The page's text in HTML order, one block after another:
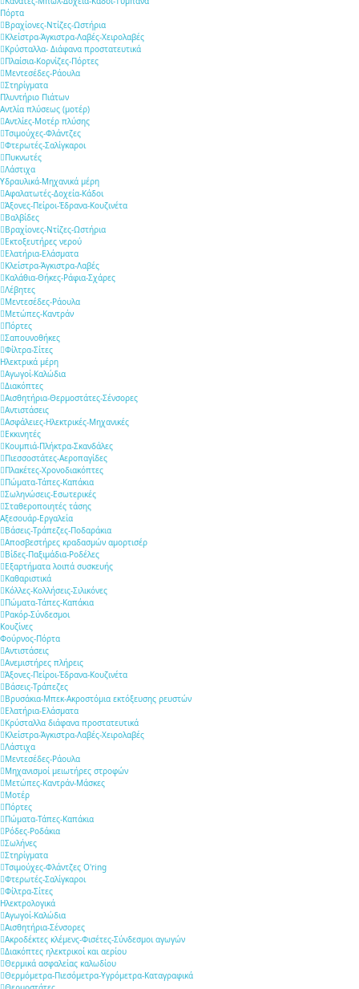
Πόρτα
Βραχίονες-Ντίζες-Ωστήρια
Κλείστρα-Άγκιστρα-Λαβές-Χειρολαβές
Κρύσταλλα- Διάφανα προστατευτικά
Πλαίσια-Κορνίζες-Πόρτες
Μεντεσέδες-Ράουλα
Στηρίγματα
Πλυντήριο Πιάτων
Αντλία πλύσεως (μοτέρ)
Αντλίες-Μοτέρ πλύσης
Τσιμούχες-Φλάντζες
Φτερωτές-Σαλίγκαροι
Πυκνωτές
Λάστιχα
Υδραυλικά-Mηχανικά μέρη
Αφαλατωτές-Δοχεία-Κάδοι
Άξονες-Πείροι-Έδρανα-Κουζινέτα
Βαλβίδες
Βραχίονες-Ντίζες-Ωστήρια
Εκτοξευτήρες νερού
Ελατήρια-Ελάσματα
Κλείστρα-Άγκιστρα-Λαβές
Καλάθια-Θήκες-Ράφια-Σχάρες
Λέβητες
Μεντεσέδες-Ράουλα
Μετώπες-Καντράν
Πόρτες
Σαπουνοθήκες
Φίλτρα-Σίτες
Ηλεκτρικά μέρη
Αγωγοί-Καλώδια
Διακόπτες
Αισθητήρια-Θερμοστάτες-Σένσορες
Αντιστάσεις
Ασφάλειες-Ηλεκτρικές-Μηχανικές
Εκκινητές
Κουμπιά-Πλήκτρα-Σκανδάλες
Πιεσσοστάτες-Αεροπαγίδες
Πλακέτες-Χρονοδιακόπτες
Πώματα-Τάπες-Καπάκια
Σωληνώσεις-Εσωτερικές
Σταθεροποιητές τάσης
Αξεσουάρ-Εργαλεία
Βάσεις-Τράπεζες-Ποδαράκια
Αποσβεστήρες κραδασμών αμορτισέρ
Βίδες-Παξιμάδια-Ροδέλες
Εξαρτήματα λοιπά συσκευής
Καθαριστικά
Κόλλες-Κολλήσεις-Σιλικόνες
Πώματα-Τάπες-Καπάκια
Ρακόρ-Σύνδεσμοι
Κουζίνες
Φούρνος-Πόρτα
Αντιστάσεις
Ανεμιστήρες πλήρεις
Άξονες-Πείροι-Έδρανα-Κουζινέτα
Βάσεις-Τράπεζες
Βρυσάκια-Μπεκ-Ακροστόμια εκτόξευσης ρευστών
Ελατήρια-Ελάσματα
Κρύσταλλα διάφανα προστατευτικά
Κλείστρα-Άγκιστρα-Λαβές-Χειρολαβές
Λάστιχα
Μεντεσέδες-Ράουλα
Μηχανισμοί μειωτήρες στροφών
Μετώπες-Καντράν-Μάσκες
Μοτέρ
Πόρτες
Πώματα-Τάπες-Καπάκια
Ρόδες-Ροδάκια
Σωλήνες
Στηρίγματα
Τσιμούχες-Φλάντζες O'ring
Φτερωτές-Σαλίγκαροι
Φίλτρα-Σίτες
Ηλεκτρολογικά
Αγωγοί-Καλώδια
Αισθητήρια-Σένσορες
Ακροδέκτες κλέμενς-Φισέτες-Σύνδεσμοι αγωγών
Διακόπτες ηλεκτρικοί και αερίου
Θερμικά ασφαλείας καλωδίου
Θερμόμετρα-Πιεσόμετρα-Υγρόμετρα-Καταγραφικά